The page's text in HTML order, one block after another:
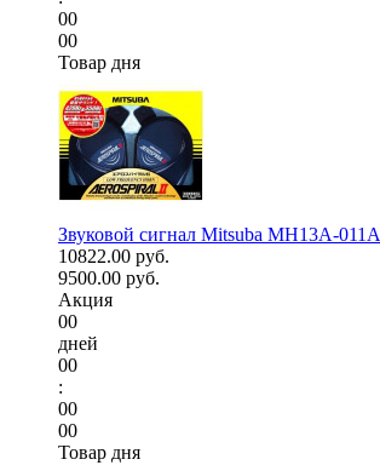
00
00
Товар дня
Звуковой сигнал Mitsuba MH13A-011A
10822.00 руб.
9500.00 руб.
Акция
00
дней
00
:
00
00
Товар дня